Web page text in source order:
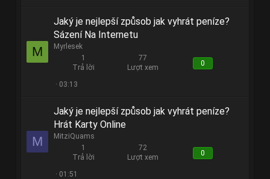
M
Jaký je nejlepší způsob jak vyhrát peníze?
Sázení Na Internetu
Myrlesek
1
Trả lời
77
Lượt xem
0
03:13
M
Jaký je nejlepší způsob jak vyhrát peníze?
Hrát Karty Online
MitziQuams
1
Trả lời
72
Lượt xem
0
01:51